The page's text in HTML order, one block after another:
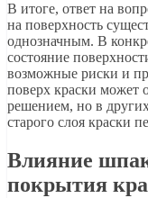
В итоге, ответ на
на поверхность
однозначным. В
состояние
возможные риски и
поверх краски может
решением, но в
старого слоя краски
Влияние
покрытия